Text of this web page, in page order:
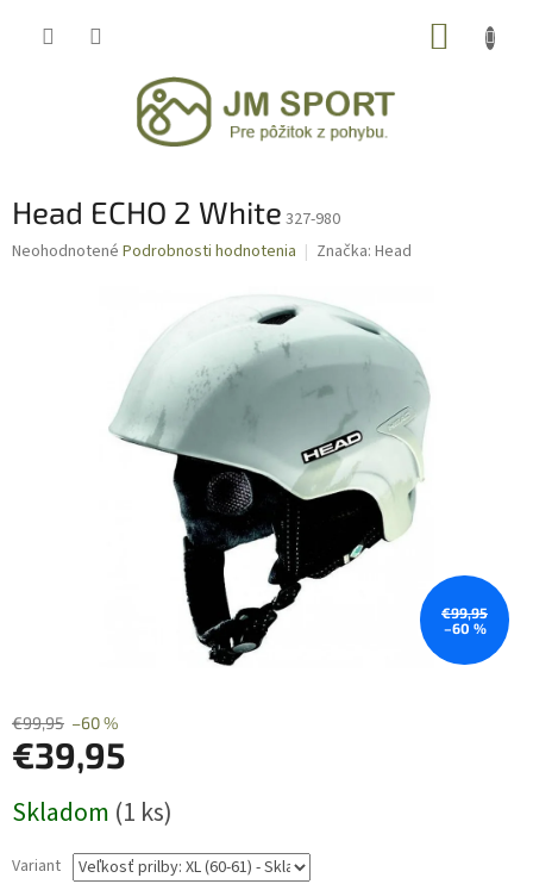
Head ECHO 2 White 327-980
Priemerné
Neohodnotené Podrobnosti hodnotenia Značka: Head
€99,95
–60 %
€99,95 –60 %
€39,95
cena:
Skladom (1 ks)
Variant